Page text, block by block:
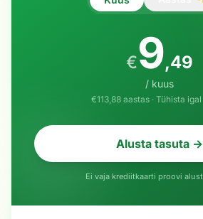
€9,49
/ kuus
€113,88 aastas · Tühista
Alusta tasuta →
Ei vaja krediitkaarti proovi